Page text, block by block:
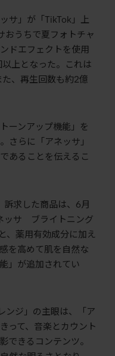
サ」が「TikTok」上
おうちで夏フォトチャ
ドエフェクトを使用
以上となった。これは
、再生回数も約2億
ーンアップ機能」を
さらに「アネッサ」
あることを伝えるこ
求した商品は、6月
ッサ ブライトニング
薬用有効成分に加え
を高めて肌を自然な
」が追加されてい
ンジ」の主眼は、「ア
って、音楽とカウント
できるコンテンツ。